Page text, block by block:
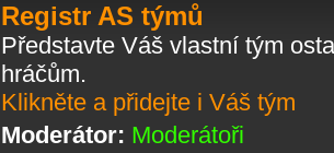
Registr AS týmů
Představte Váš vlastní tým
hráčům.
Klikněte a přidejte i Váš tým
Moderátor: Moderátoři